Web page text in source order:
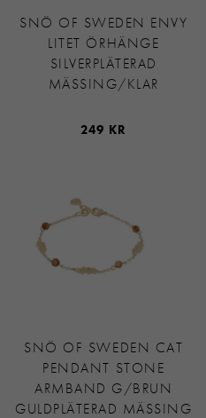
SNÖ OF SWEDEN ENVY
LITET ÖRHÄNGE
SILVERPLÄTERAD
MÄSSING/KLAR
249 KR
SNÖ OF SWEDEN CAT
PENDANT STONE
ARMBAND G/BRUN
GULDPLÄTERAD MÄSSING